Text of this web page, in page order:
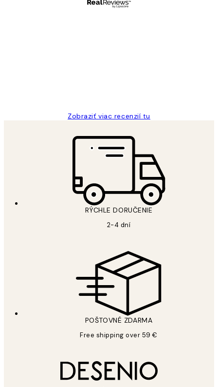
Zobraziť viac recenzií tu
RÝCHLE DORUČENIE
2-4 dní
POŠTOVNÉ ZDARMA
Free shipping over 59 €